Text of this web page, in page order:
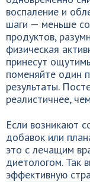
воспаление и
шаги — меньше
продуктов,
физическая
принесут
поменяйте один
результаты.
реалистичнее,
Если возникают
добавок или
это с лечащим
диетологом. Так
эффективную